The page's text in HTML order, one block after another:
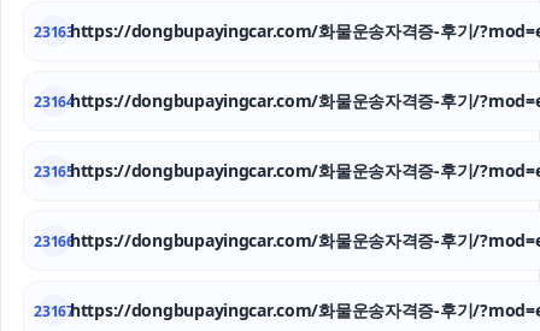
23163https://dongbupayingcar.com/화물운송자격증-후기/
23164https://dongbupayingcar.com/화물운송자격증-후기/
23165https://dongbupayingcar.com/화물운송자격증-후기/
23166https://dongbupayingcar.com/화물운송자격증-후기/
23167https://dongbupayingcar.com/화물운송자격증-후기/